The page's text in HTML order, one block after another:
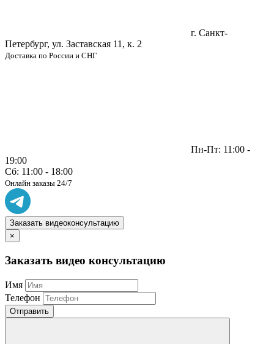
г. Санкт-
Петербург, ул. Заставская 11, к. 2
Доставка по России и СНГ
Пн-Пт: 11:00 -
19:00
Сб: 11:00 - 18:00
Онлайн заказы 24/7
Заказать видеоконсультацию
×
Заказать видео консультацию
Имя
Телефон
Отправить